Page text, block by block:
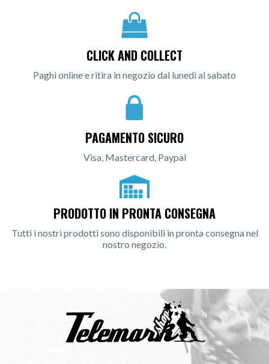
CLICK AND COLLECT
Paghi online e ritira in negozio dal lunedì al sabato
PAGAMENTO SICURO
Visa, Mastercard, Paypal
PRODOTTO IN PRONTA CONSEGNA
Tutti i nostri prodotti sono disponibili in pronta consegna nel
nostro negozio.